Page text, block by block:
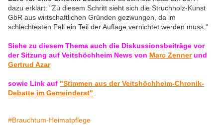
dazu erklärt: "Zu diesem Schritt sieht sich die Struchholz-Kunst
GbR aus wirtschaftlichen Gründen gezwungen, da im
schlechtesten Fall ein Teil der Auflage vernichtet werden muss."
Siehe zu diesem Thema auch die Diskussionsbeiträge vor
der Sitzung auf Veitshöchheim News von Marc Zennerund
Gertrud Azar
sowie Link auf "Stimmen aus der Veitshöchheim-Chronik-
Debatte im Gemeinderat"
#Brauchtum-Heimatpflege